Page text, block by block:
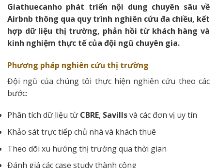
Giathuecanho phát triển nội dung chuyên sâu về
Airbnb thông qua quy trình nghiên cứu đa chiều, kết
hợp dữ liệu thị trường, phản hồi từ khách hàng và
kinh nghiệm thực tế của đội ngũ chuyên gia.
Phương pháp nghiên cứu thị trường
Đội ngũ của chúng tôi thực hiện nghiên cứu theo các
bước:
Phân tích dữ liệu từ CBRE, Savillsvà các đơn vị uy tín
Khảo sát trực tiếp chủ nhà và khách thuê
Theo dõi xu hướng thị trường qua thời gian
Đánh giá các case study thành công